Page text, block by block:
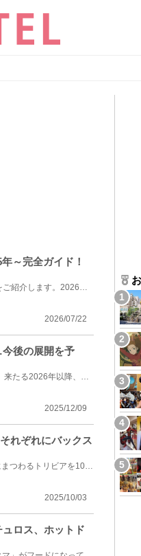
～完全ガイド！
今回は、USJ「ハロウィーン・ホラーナイト・アカデミー～絶叫の15年～」をご紹介します。2026年9月11日...
2026/07/22
後の展開を予
USJファンの間で噂されている「ハミクマ2025年で最後説」！この記事では、来たる2026年以降、ハミクマは...
2025/12/09
れぞれにバックス
USJのハロウィン・ホラーナイトでゲストを恐怖に陥れる様々なゾンビたちにまつわるトリビアを10個紹介！...
2025/10/03
ロス、ホットド